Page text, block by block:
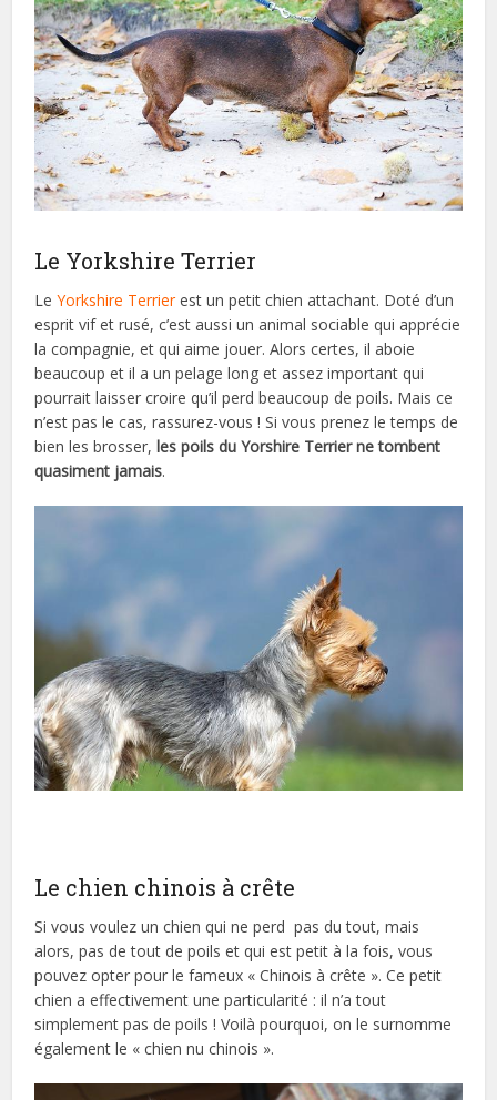
Le Yorkshire Terrier
LeYorkshire Terrierest un petit chien attachant. Doté d’un
esprit vif et rusé, c’est aussi un animal sociable qui apprécie
la compagnie, et qui aime jouer. Alors certes, il aboie
beaucoup et il a un pelage long et assez important qui
pourrait laisser croire qu’il perd beaucoup de poils. Mais ce
n’est pas le cas, rassurez-vous ! Si vous prenez le temps de
bien les brosser,les poils du Yorshire Terrier ne tombent
quasiment jamais.
Le chien chinois à crête
Si vous voulez un chien qui ne perd pas du tout, mais
alors, pas de tout de poils et qui est petit à la fois, vous
pouvez opter pour le fameux « Chinois à crête ». Ce petit
chien a effectivement une particularité : il n’a tout
simplement pas de poils ! Voilà pourquoi, on le surnomme
également le « chien nu chinois ».